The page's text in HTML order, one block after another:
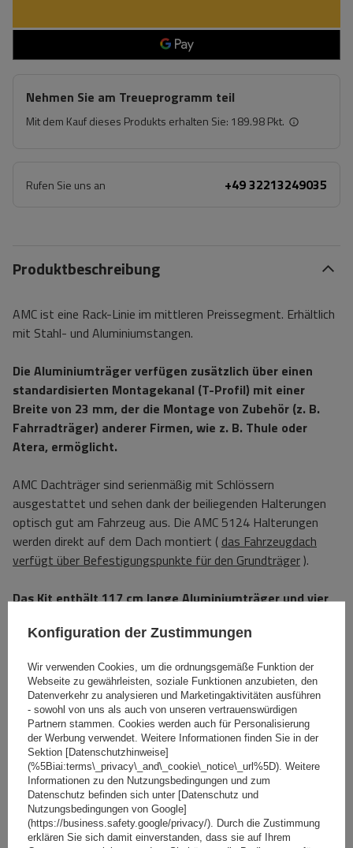
Nehmen Sie am Treueprogramm teil
Mit dem Kauf dieses Produkts erhalten Sie: 189.98 Pkt.
Rufen Sie uns an +49 32213249035
Produktbeschreibung
AMC ist eine Rack-Linie im mittleren Preissegment. Erhältlich
mit Stahl- und Aluminiumstangen.
Die Aluminiumträger verfügen zusätzlich über einen
standardisierten Montagekanal (T-Profil) mit einer
Breite von 23 mm, der die Montage von Zubehör (z. B.
Fahrradträger) anderer Firmen, wie z. B. Thule oder
Atera, ermöglicht.
AMC Dachträger sind serienmäßig mit Schlössern
ausgestattet und sehen dank der beiliegenden Halterungen
optisch gut am Fahrzeug aus. Die AMC 5124 Halterungen
werden direkt auf dem Dach montiert ( das Fahrzeugdach
verfügt über Befestigungspunkte für den Grundträger).
Das Kit enthält 117 cm lange Aluminiumträger und vier
sie Beschädigungen oder Kratzer am Dach verhindern.
Spezifikation
Das Produkt passt zu Autos
Lieferung
Stelle eine Frage
Konfiguration der Zustimmungen
Wir verwenden Cookies, um die ordnungsgemäße Funktion der
Webseite zu gewährleisten, soziale Funktionen anzubieten, den
Datenverkehr zu analysieren und Marketingaktivitäten ausführen
- sowohl von uns als auch von unseren vertrauenswürdigen
Partnern stammen. Cookies werden auch für Personalisierung
der Werbung verwendet. Weitere Informationen finden Sie in der
Sektion [Datenschutzhinweise]
(%5Biai:terms\_privacy\_and\_cookie\_notice\_url%5D). Weitere
Informationen zu den Nutzungsbedingungen und zum
Datenschutz befinden sich unter [Datenschutz und
Nutzungsbedingungen von Google]
(https://business.safety.google/privacy/). Durch die Zustimmung
erklären Sie sich damit einverstanden, dass sie auf Ihrem